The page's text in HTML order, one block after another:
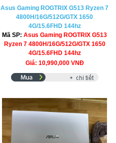
Asus Gaming ROGTRIX G513 Ryzen 7
4800H/16G/512G/GTX 1650
4G/15.6FHD 144hz
Mã SP:Asus Gaming ROGTRIX G513
Ryzen 7 4800H/16G/512G/GTX 1650
4G/15.6FHD 144hz
Giá: 10,990,000 VNĐ